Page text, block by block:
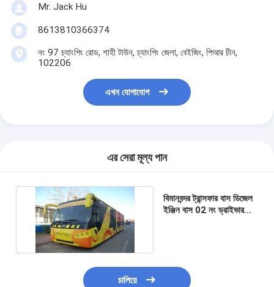
Mr. Jack Hu
8613810366374
নং 97 চ্যাংপিং রোড, শাহী টাউন, চ্যাংপিং জেলা, বেইজিং, পিআর চীন,
102206
এখন যোগাযোগ
এর সেরা মূল্য পান
বিমানবন্দর ট্রান্সফার বাস ডিজেল
ইঞ্জিন বাস 02 নং ড্রাইভার
চালিয়ে